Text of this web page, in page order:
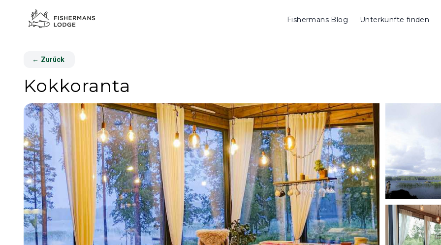
Fishermans Blog Unterkünfte finden
← Zurück
Kokkoranta